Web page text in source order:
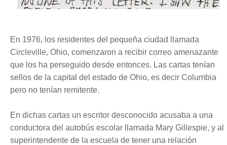
En 1976, los residentes del pequeña ciudad llamada
Circleville, Ohio, comenzaron a recibir correo amenazante
que los ha perseguido desde entonces. Las cartas tenían
sellos de la capital del estado de Ohio, es decir Columbia
pero no tenían remitente.
En dichas cartas un escritor desconocido acusaba a una
conductora del autobús escolar llamada Mary Gillespie, y al
superintendente de la escuela de tener una relación